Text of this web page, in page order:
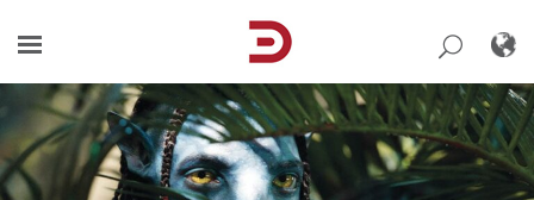
content